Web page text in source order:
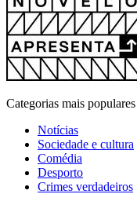
Categorias mais populares
Notícias
Sociedade e cultura
Comédia
Desporto
Crimes verdadeiros